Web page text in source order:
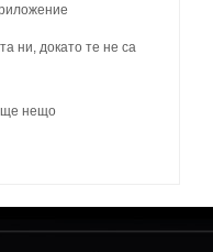
ни, докато те не са
нещо